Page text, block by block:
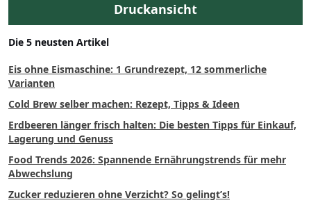
Druckansicht
Die 5 neusten Artikel
Eis ohne Eismaschine: 1 Grundrezept, 12 sommerliche
Varianten
Cold Brew selber machen: Rezept, Tipps & Ideen
Erdbeeren länger frisch halten: Die besten Tipps für Einkauf,
Lagerung und Genuss
Food Trends 2026: Spannende Ernährungstrends für mehr
Abwechslung
Zucker reduzieren ohne Verzicht? So gelingt’s!